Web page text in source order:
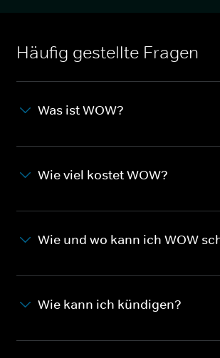
Häufig gestellte Fragen
Was ist WOW?
Wie viel kostet WOW?
Wie und wo kann ich WOW
Wie kann ich kündigen?